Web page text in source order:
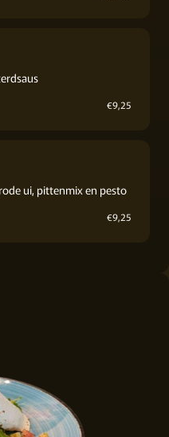
€9,25
ui, pittenmix en pesto
€9,25